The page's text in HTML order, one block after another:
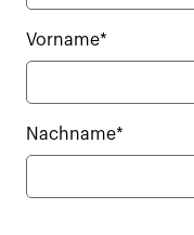
Vorname*
Nachname*